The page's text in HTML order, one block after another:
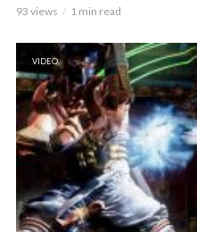
93 views 1 min read
VIDEO